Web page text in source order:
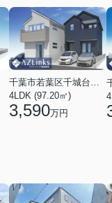
千葉市若葉区千城台東１丁目
4LDK (97.20㎡)
3,590万円